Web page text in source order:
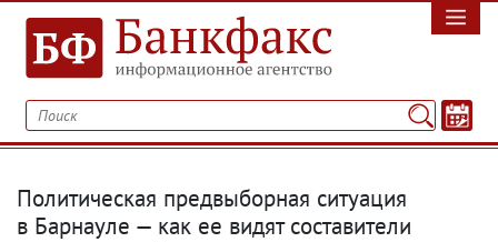
Политическая предвыборная ситуация
в Барнауле — как ее видят составители